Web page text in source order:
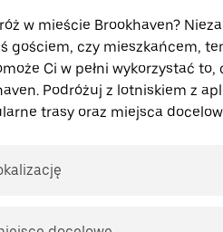
w mieście Brookhaven?
gościem, czy mieszkańcem,
Ci w pełni wykorzystać to,
Podróżuj z lotniskiem z
trasy oraz miejsca